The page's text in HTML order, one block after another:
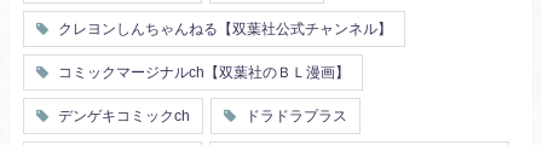
甘エロ
フェチ
メイド
恋人
泥酔
絶倫
複数プレイ
催眠
友情・仲間
浴衣・和服
クレヨンしんちゃんねる【双葉社公式チャンネル】
コミックマージナルch【双葉社のＢＬ漫画】
デンゲキコミックch ドラドラプラス